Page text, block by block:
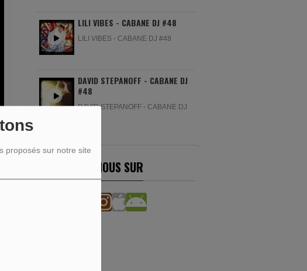
proposés sur notre site
LILI VIBES - CABANE DJ #48
LILI VIBES - CABANE DJ #48
DAVID STEPANOFF - CABANE DJ
#48
DAVID STEPANOFF - CABANE DJ
RETROUVEZ-NOUS SUR